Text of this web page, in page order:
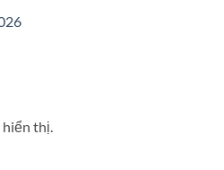
hiển thị.